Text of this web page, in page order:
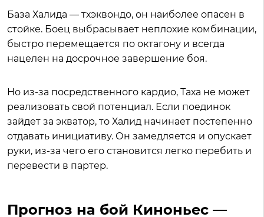
База Халида — тхэквондо, он наиболее опасен в
стойке. Боец выбрасывает неплохие комбинации,
быстро перемещается по октагону и всегда
нацелен на досрочное завершение боя.
Но из-за посредственного кардио, Таха не может
реализовать свой потенциал. Если поединок
зайдет за экватор, то Халид начинает постепенно
отдавать инициативу. Он замедляется и опускает
руки, из-за чего его становится легко перебить и
перевести в партер.
Прогноз на бой Киноньес —